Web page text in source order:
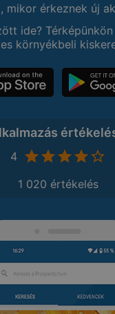
mikor érkeznek új
ide?
környékbeli
4
1 020 értékelés